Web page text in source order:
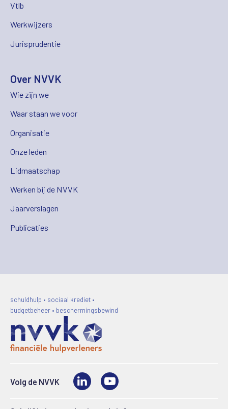
Vtlb
Werkwijzers
Jurisprudentie
Over NVVK
Wie zijn we
Waar staan we voor
Organisatie
Onze leden
Lidmaatschap
Werken bij de NVVK
Jaarverslagen
Publicaties
schuldhulp • sociaal krediet •
budgetbeheer • beschermingsbewind
Volg de NVVK LinkedIn